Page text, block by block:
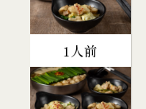
1人前